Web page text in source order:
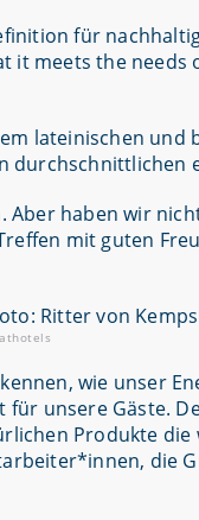
für
it meets the
lateinischen
durchschnittlichen
haben wir
mit guten
wie unser
unsere Gäste.
Produkte
die